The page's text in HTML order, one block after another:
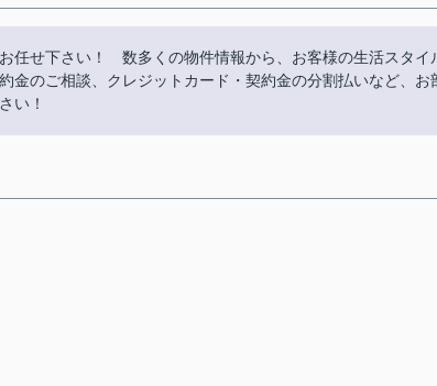
任せ下さい！ 数多くの物件情報から、お客様の生活スタイ
金のご相談、クレジットカード・契約金の分割払いなど、お
い！